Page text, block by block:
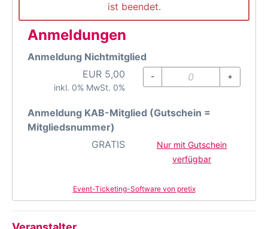
ist beendet.
Anmeldungen
Anmeldung Nichtmitglied
EUR 5,00
inkl. 0% MwSt. 0%
- +
Anmeldung KAB-Mitglied (Gutschein =
Mitgliedsnummer)
GRATIS
Nur mit Gutschein
verfügbar
Event-Ticketing-Software von pretix